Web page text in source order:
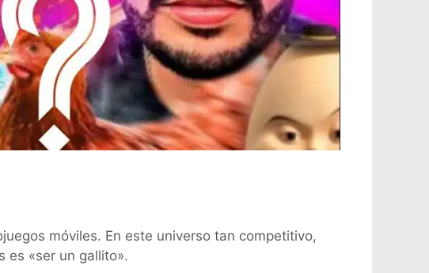
móviles. En este universo tan competitivo,
es «ser un gallito».